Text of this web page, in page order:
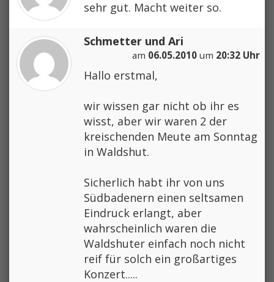
sehr gut. Macht weiter so.
Schmetter und Ari
am 06.05.2010 um 20:32 Uhr
Hallo erstmal,
wir wissen gar nicht ob ihr es
wisst, aber wir waren 2 der
kreischenden Meute am Sonntag
in Waldshut.
Sicherlich habt ihr von uns
Südbadenern einen seltsamen
Eindruck erlangt, aber
wahrscheinlich waren die
Waldshuter einfach noch nicht
reif für solch ein großartiges
Konzert.....